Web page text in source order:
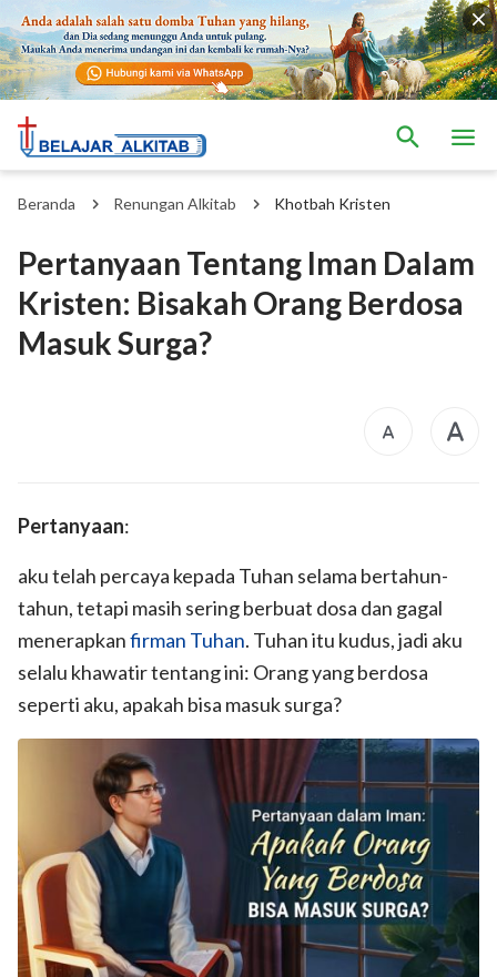
Beranda Renungan Alkitab Khotbah Kristen
Pertanyaan Tentang Iman Dalam
Kristen: Bisakah Orang Berdosa
Masuk Surga?
Pertanyaan:
aku telah percaya kepada Tuhan selama bertahun-
tahun, tetapi masih sering berbuat dosa dan gagal
menerapkanfirman Tuhan. Tuhan itu kudus, jadi aku
selalu khawatir tentang ini: Orang yang berdosa
seperti aku, apakah bisa masuk surga?